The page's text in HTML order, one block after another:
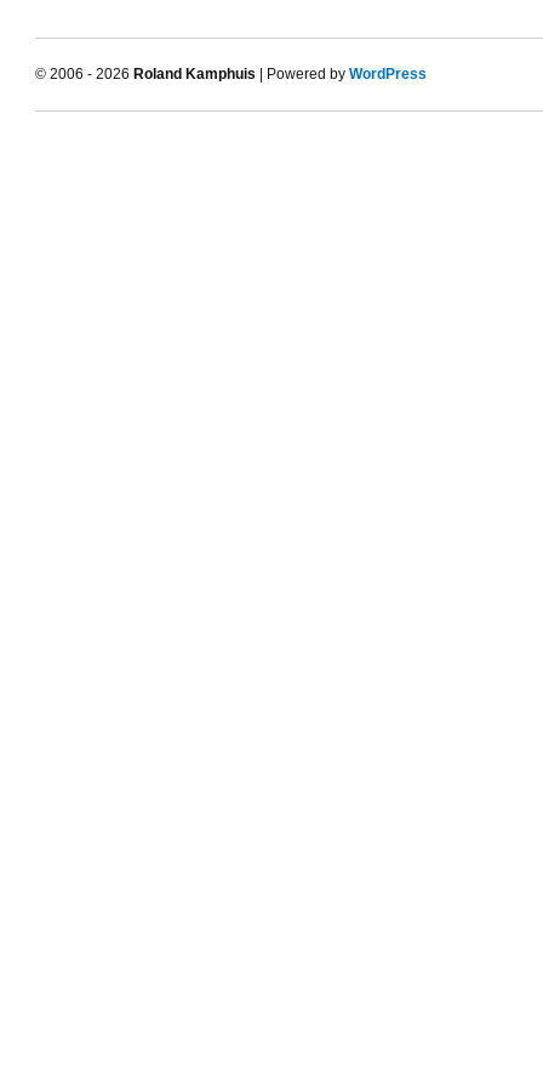
© 2006 - 2026 Roland Kamphuis | Powered by WordPress